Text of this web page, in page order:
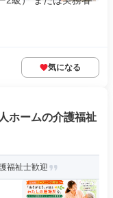
気になる
ホームの介護福祉
福祉士歓迎